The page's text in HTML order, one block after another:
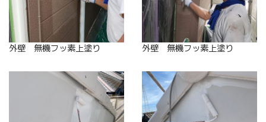
外壁 無機フッ素上塗り 外壁 無機フッ素上塗り